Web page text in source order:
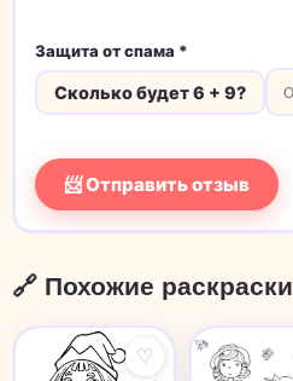
Защита от спама *
Сколько будет 6 + 9?
📨 Отправить отзыв
🔗 Похожие раскраски
♡